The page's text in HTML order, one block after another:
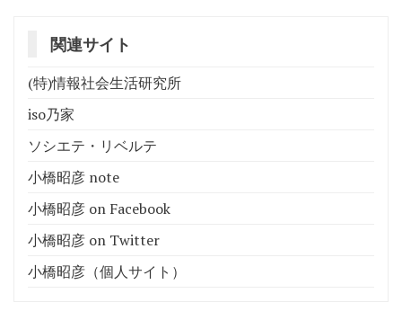
関連サイト
(特)情報社会生活研究所
iso乃家
ソシエテ・リベルテ
小橋昭彦 note
小橋昭彦 on Facebook
小橋昭彦 on Twitter
小橋昭彦（個人サイト）